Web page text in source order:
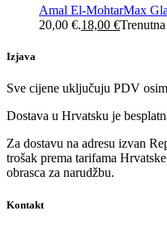
Amal El-MohtarMax
20,00 €.18,00 €
Izjava
Sve cijene uključuju PDV
Dostava u Hrvatsku je
Za dostavu na adresu izvan
trošak prema tarifama
obrasca za narudžbu.
Kontakt